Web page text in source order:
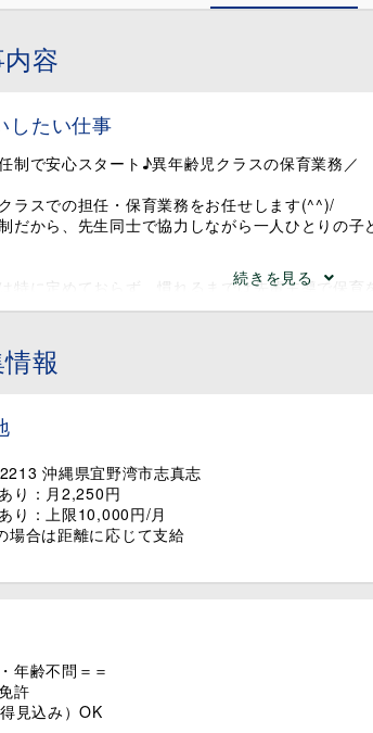
容
したい仕事
続きを見る
制で安心スタート♪異年齢児クラスの保育業務／
ラスでの担任・保育業務をお任せします(^^)/
だから、先生同士で協力しながら一人ひとりの
は特に定めておらず、慣れるまでは先輩主導で保育
んできたら、少しずつ読み聞かせなどの簡単な
得意分野を活かした保育ができるのも魅力のひと
手な方もご安心ください◎
担も少なく、安心して長く働ける職場です(^^)/
クラス
ラス
クラス
スは面接後に決定します。
次登園
の活動(戸外・室内遊び、制作、散歩、季節の遊
報
沖縄県宜野湾市志真志
り：月2,250円
り：上限10,000円/月
場合は距離に応じて支給
年齢不問＝＝
許
見込み）OK